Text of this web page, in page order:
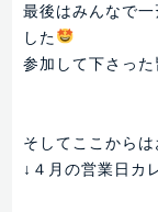
最後はみんなで
した
参加して下さっ
そしてここからは
↓４月の営業日カ